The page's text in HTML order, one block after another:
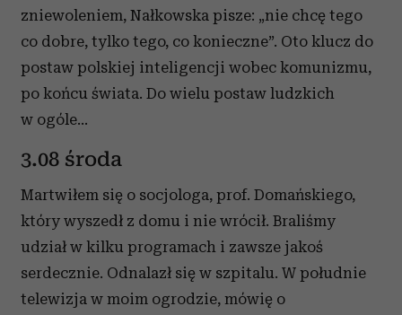
zniewoleniem, Nałkowska pisze: „nie chcę tego
co dobre, tylko tego, co konieczne”. Oto klucz do
postaw polskiej inteligencji wobec komunizmu,
po końcu świata. Do wielu postaw ludzkich
w ogóle...
3.08 środa
Martwiłem się o socjologa, prof. Domańskiego,
który wyszedł z domu i nie wrócił. Braliśmy
udział w kilku programach i zawsze jakoś
serdecznie. Odnalazł się w szpitalu. W południe
telewizja w moim ogrodzie, mówię o